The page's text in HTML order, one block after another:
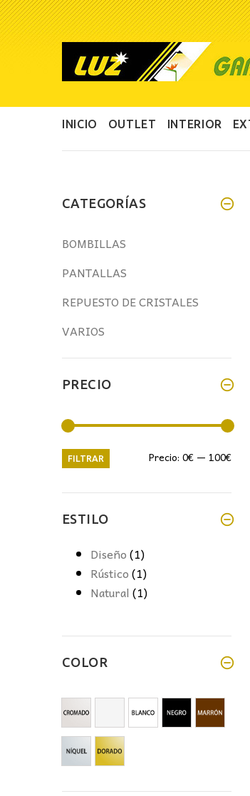
INICIO OUTLET INTERIOR
CATEGORÍAS
BOMBILLAS
PANTALLAS
REPUESTO DE CRISTALES
VARIOS
PRECIO
FILTRAR Precio: 0€ — 100€
ESTILO
Diseño(1)
Rústico(1)
Natural(1)
COLOR